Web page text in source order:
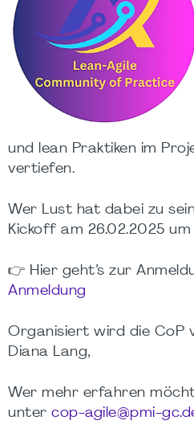
und lean Praktiken im
vertiefen.
Wer Lust hat dabei zu
Kickoff am 26.02.2025
👉 Hier geht’s zur
Anmeldung
Organisiert wird die CoP
Diana Lang,
Wer mehr erfahren
unter cop-agile@pmi-